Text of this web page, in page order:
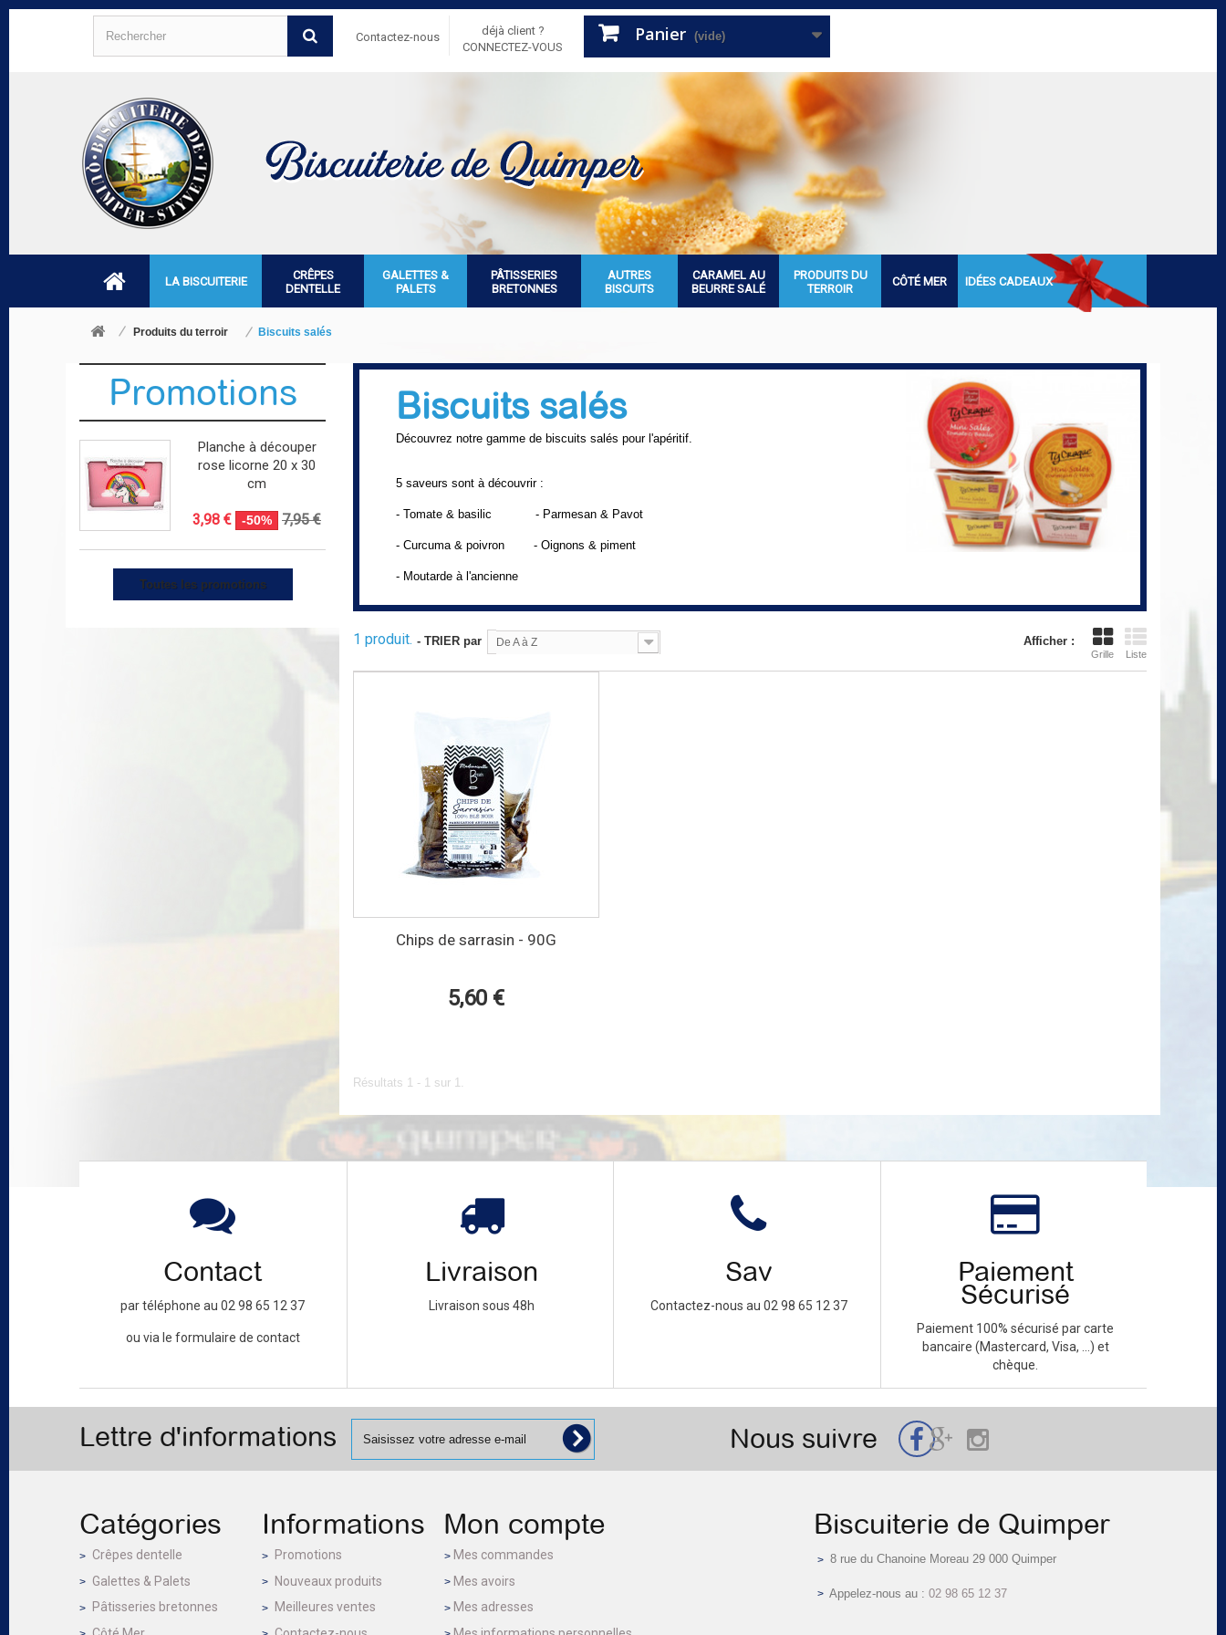
Contactez-nous
déjà client ?
CONNECTEZ-VOUS
Panier (vide)
LA BISCUITERIE
CRÊPES
DENTELLE
GALETTES &
PALETS
PÂTISSERIES
BRETONNES
AUTRES
BISCUITS
CARAMEL AU
BEURRE SALÉ
PRODUITS DU
TERROIR
CÔTÉ MER IDÉES CADEAUX
Produits du terroir Biscuits salés
Promotions
Planche à découper
rose licorne 20 x 30
cm
3,98 € -50% 7,95 €
Toutes les promotions
Biscuits salés
Découvrez notre gamme de biscuits salés pour l'apéritif.
5 saveurs sont à découvrir :
- Tomate & basilic - Parmesan & Pavot
- Curcuma & poivron - Oignons & piment
- Moutarde à l'ancienne
1 produit. Afficher :
Grille Liste
- TRIER par De A à Z
Chips de sarrasin - 90G
5,60 €
Résultats 1 - 1 sur 1.
Contact
par téléphone au 02 98 65 12 37
ou via le formulaire de contact
Livraison
Livraison sous 48h
Sav
Contactez-nous au 02 98 65 12 37
Paiement
Sécurisé
Paiement 100% sécurisé par carte
bancaire (Mastercard, Visa, ...) et
chèque.
Lettre d'informations Nous suivre
Catégories
Crêpes dentelle
Galettes & Palets
Pâtisseries bretonnes
Informations
Promotions
Nouveaux produits
Meilleures ventes
Mon compte
Mes commandes
Mes avoirs
Mes adresses
Biscuiterie de Quimper
8 rue du Chanoine Moreau 29 000 Quimper
Appelez-nous au : 02 98 65 12 37